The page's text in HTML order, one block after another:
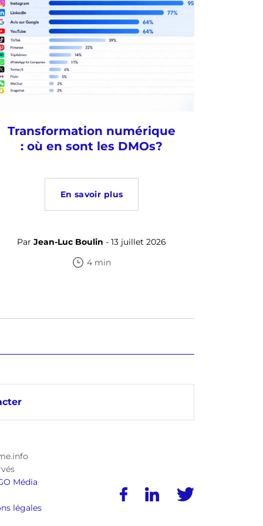
Transformation numérique
: où en sont les DMOs?
En savoir plus
Par Jean-Luc Boulin - 13 juillet 2026
4 min
Média
légales